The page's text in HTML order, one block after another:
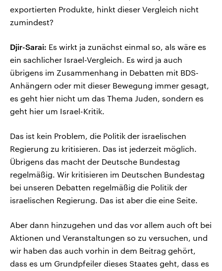
exportierten Produkte, hinkt dieser Vergleich nicht
zumindest?
Djir-Sarai: Es wirkt ja zunächst einmal so, als wäre es
ein sachlicher Israel-Vergleich. Es wird ja auch
übrigens im Zusammenhang in Debatten mit BDS-
Anhängern oder mit dieser Bewegung immer gesagt,
es geht hier nicht um das Thema Juden, sondern es
geht hier um Israel-Kritik.
Das ist kein Problem, die Politik der israelischen
Regierung zu kritisieren. Das ist jederzeit möglich.
Übrigens das macht der Deutsche Bundestag
regelmäßig. Wir kritisieren im Deutschen Bundestag
bei unseren Debatten regelmäßig die Politik der
israelischen Regierung. Das ist aber die eine Seite.
Aber dann hinzugehen und das vor allem auch oft bei
Aktionen und Veranstaltungen so zu versuchen, und
wir haben das auch vorhin in dem Beitrag gehört,
dass es um Grundpfeiler dieses Staates geht, dass es